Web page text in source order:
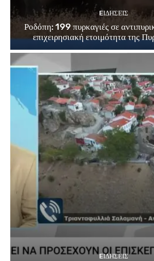
EΙΔΗΣΕΙΣ
Ροδόπη: 199 πυρκαγιές σε
επιχειρησιακή ετοιμότητα της
EΙΔΗΣΕΙΣ